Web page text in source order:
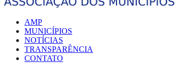
AMP
MUNICÍPIOS
NOTÍCIAS
TRANSPARÊNCIA
CONTATO